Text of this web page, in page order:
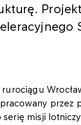
Projekt
przez
misji